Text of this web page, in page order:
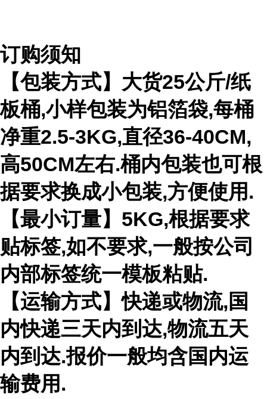
订购须知
【包装方式】大货25公斤/纸
板桶,小样包装为铝箔袋,每桶
净重2.5-3KG,直径36-40CM,
高50CM左右.桶内包装也可根
据要求换成小包装,方便使用 .
【最小订量】 5KG,根据要求
贴标签,如不要求,一般按公司
内部标签统一模板粘贴.
【运输方式】快递或物流,国
内快递三天内到达,物流五天
内到达.报价一般均含国内运
输费用 .